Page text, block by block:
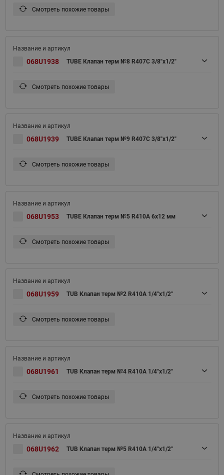
Смотреть похожие товары
068U1938 TUBE Клапан терм №8 R407C 3/8"x1/2"
Смотреть похожие товары
068U1939 TUBE Клапан терм №9 R407C 3/8"x1/2"
Смотреть похожие товары
068U1953 TUBE Клапан терм №5 R410A 6х12 мм
Смотреть похожие товары
068U1959 TUB Клапан терм №2 R410A 1/4"х1/2"
Смотреть похожие товары
068U1961 TUB Клапан терм №4 R410A 1/4"х1/2"
Смотреть похожие товары
068U1962 TUB Клапан терм №5 R410A 1/4"х1/2"